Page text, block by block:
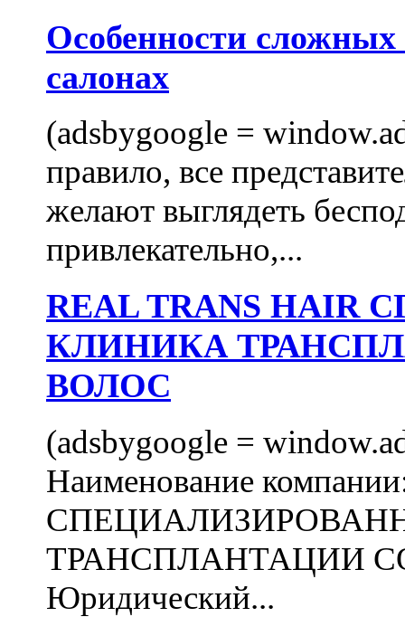
Особенности
салонах
(adsbygoogle =
правило, все
желают выглядеть
привлекательно,...
REAL TRANS
КЛИНИКА
ВОЛОС
(adsbygoogle =
Наименование
ТРАНСПЛАНТАЦИИ
Юридический...